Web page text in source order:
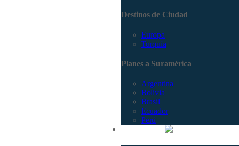
Destinos de Ciudad
Europa
Turquía
Planes a Suramérica
Argentina
Bolivia
Brasil
Ecuador
Perú